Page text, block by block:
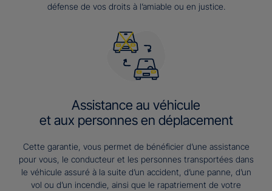
défense de vos droits à l’amiable ou en justice.
Assistance au véhicule
et aux personnes en déplacement
Cette garantie, vous permet de bénéficier d’une assistance
pour vous, le conducteur et les personnes transportées dans
le véhicule assuré à la suite d’un accident, d’une panne, d’un
vol ou d’un incendie, ainsi que le rapatriement de votre